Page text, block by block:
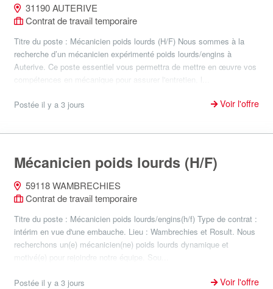
31190 AUTERIVE
Contrat de travail temporaire
Titre du poste : Mécanicien poids lourds (H/F) Nous sommes à la
recherche d’un mécanicien expérimenté poids lourds/engins à
Auterive. Ce poste essentiel vous permettra de mettre en œuvre vos
compétences en mécanique pour assurer l'entretien, l...
Postée il y a 3 jours Voir l'offre
Mécanicien poids lourds (H/F)
59118 WAMBRECHIES
Contrat de travail temporaire
Titre du poste : Mécanicien poids lourds/engins(h/f) Type de contrat :
intérim en vue d'une embauche. Lieu : Wambrechies et Rosult. Nous
recherchons un(e) mécanicien(ne) poids lourds dynamique et
motivé(e) pour rejoindre notre équipe. Sou...
Postée il y a 3 jours Voir l'offre